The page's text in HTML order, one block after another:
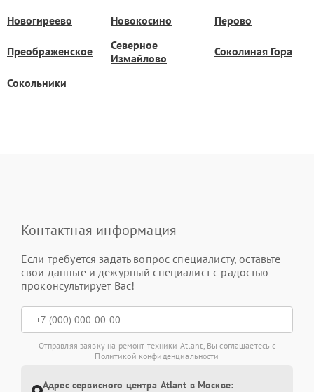
Новогиреево Новокосино Перово
Преображенское
Северное
Измайлово
Соколиная Гора
Сокольники
Контактная информация
Если требуется задать вопрос специалисту, оставьте
свои данные и дежурный специалист с радостью
проконсультирует Вас!
Отправляя заявку на ремонт техники Atlant, Вы соглашаетесь с
Политикой конфиденциальности
Адрес сервисного центра Atlant в Москве: